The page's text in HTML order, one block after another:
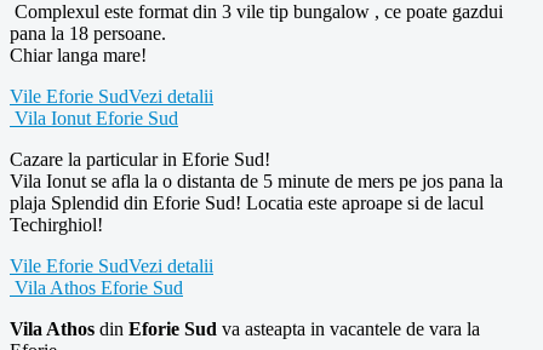
Complexul este format din 3 vile tip bungalow , ce poate gazdui
pana la 18 persoane.
Chiar langa mare!
Vile Eforie SudVezi detalii
Vila Ionut Eforie Sud
Cazare la particular in Eforie Sud!
Vila Ionut se afla la o distanta de 5 minute de mers pe jos pana la
plaja Splendid din Eforie Sud! Locatia este aproape si de lacul
Techirghiol!
Vile Eforie SudVezi detalii
Vila Athos Eforie Sud
Vila Athos din Eforie Sud va asteapta in vacantele de vara la